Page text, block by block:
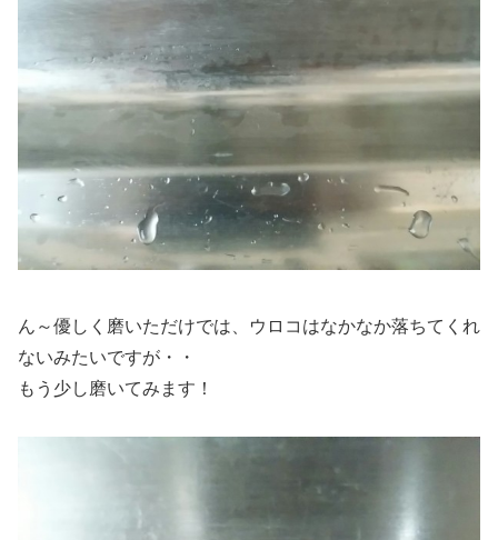
ん～優しく磨いただけでは、ウロコはなかなか落ちてくれ
ないみたいですが・・
もう少し磨いてみます！